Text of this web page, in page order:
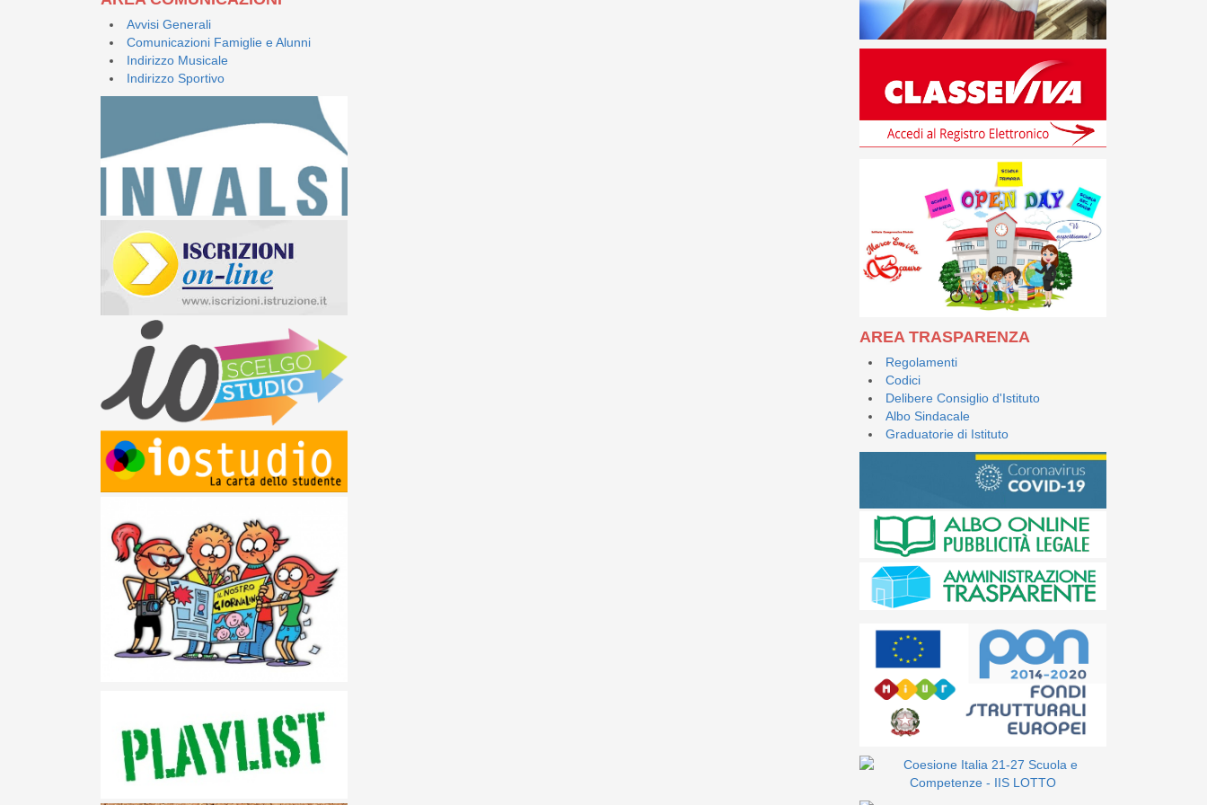
Avvisi Generali
Comunicazioni Famiglie e Alunni
Indirizzo Musicale
Indirizzo Sportivo
AREA TRASPARENZA
Regolamenti
Codici
Delibere Consiglio d'Istituto
Albo Sindacale
Graduatorie di Istituto